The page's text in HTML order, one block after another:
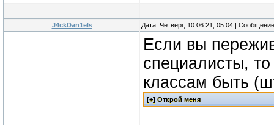
J4ckDan1els Дата: Четверг, 10.06.21, 05:04 |
Если вы
специалисты,
классам быть